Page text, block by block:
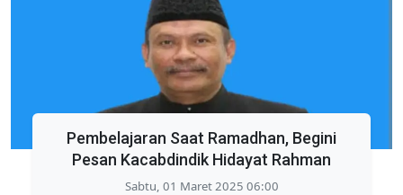
Pembelajaran Saat Ramadhan, Begini
Pesan Kacabdindik Hidayat Rahman
Sabtu, 01 Maret 2025 06:00